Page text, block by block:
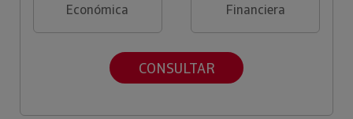
Económica
Financiera
CONSULTAR